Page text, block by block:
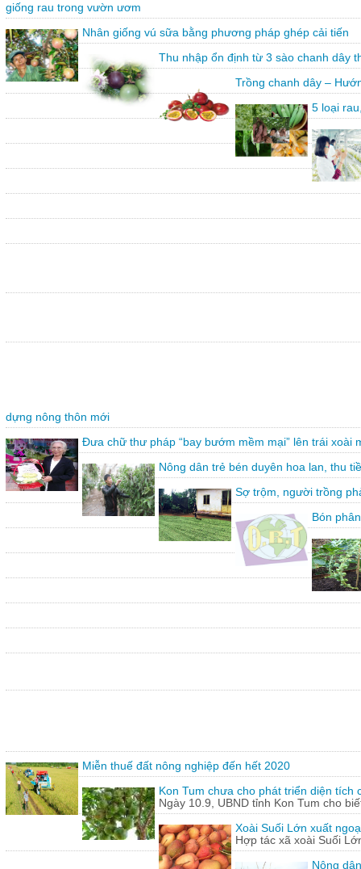
giống rau trong vườn ươm
Nhân giống vú sữa bằng phương pháp ghép cải tiến
Thu nhập ổn định từ 3 sào chanh dây
Trồng chanh dây –
5 loại
dựng nông thôn mới
Đưa chữ thư pháp “bay bướm mềm mại” lên trái xoài
Nông dân trẻ bén duyên hoa lan, thu
Sợ trộm, người trồng
Bón
Miễn thuế đất nông nghiệp đến hết 2020
Kon Tum chưa cho phát triển diện tích
Ngày 10.9, UBND tỉnh Kon Tum cho
Xoài Suối Lớn xuất
Hợp tác xã xoài Suối
Nông